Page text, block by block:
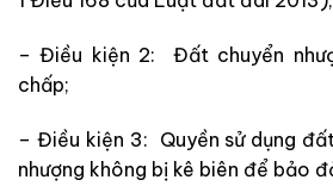
– Điều kiện 2: Đất chuyển
chấp;
– Điều kiện 3: Quyền sử dụng
nhượng không bị kê biên để bảo